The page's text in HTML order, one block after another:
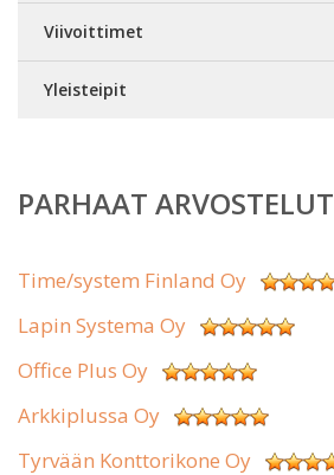
Viivoittimet
Yleisteipit
PARHAAT ARVOSTELUT
Time/system Finland Oy
Lapin Systema Oy
Office Plus Oy
Arkkiplussa Oy
Tyrvään Konttorikone Oy